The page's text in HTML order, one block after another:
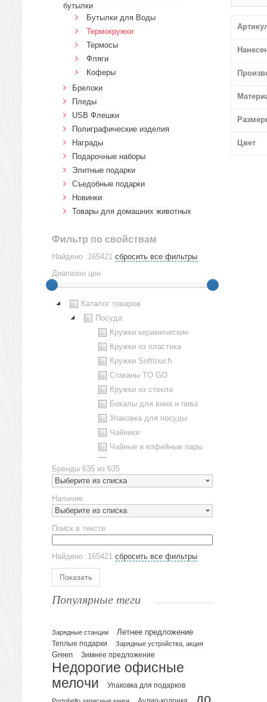
Цвет
бутылки
Бутылки для Воды
Термокружки
Термосы
Фляги
Коферы
Брелоки
Пледы
USB Флешки
Полиграфические изделия
Награды
Подарочные наборы
Элитные подарки
Cъедобные подарки
Новинки
Товары для домашних животных
Фильтр по свойствам
Найдено :165421 сбросить все фильтры
Диапазон цен
Каталог товаров
Посуда
Кружки керамические
Кружки из пластика
Кружки Softtouch
Стаканы TO GO
Кружки из стекла
Бокалы для вина и пива
Упаковка для посуды
Чайники
Чайные и кофейные пары
Наборы посуды
Предметы сервировки
Стаканы
Эко кружки
ЕВРОПОСУДА
Аксессуары
Ежедневники и блокноты
Датированные ежедневники
Планинги и телефонные книжки
Планинги датированные
Планинги недатированные
Телефонные книжки
Еженедельники
Бренды 635 из 635
Выберите из списка
Наличие
Выберите из списка
Поиск в тексте
Найдено :165421 сбросить все фильтры
Показать
Популярные теги
Зарядные станции Летнее предложение
Теплые подарки Зарядные устройства, акция
Green Зимнее предложение
Недорогие офисные
мелочи
Упаковка для подарков
Portobello записные книги Аудио-колонка
до